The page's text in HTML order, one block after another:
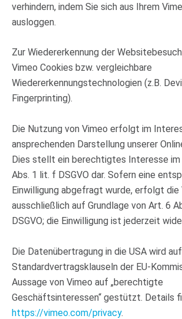
verhindern, indem Sie sich aus Ihrem
ausloggen.
Zur Wiedererkennung der
Vimeo Cookies bzw. vergleichbare
Wiedererkennungstechnologien (z.B.
Fingerprinting).
Die Nutzung von Vimeo erfolgt im
ansprechenden Darstellung unserer
Dies stellt ein berechtigtes Interesse im
Abs. 1 lit. f DSGVO dar. Sofern eine
Einwilligung abgefragt wurde, erfolgt die
ausschließlich auf Grundlage von Art. 6
DSGVO; die Einwilligung ist jederzeit
Die Datenübertragung in die USA wird
Standardvertragsklauseln der EU-
Aussage von Vimeo auf „berechtigte
Geschäftsinteressen“ gestützt. Details
https://vimeo.com/privacy.